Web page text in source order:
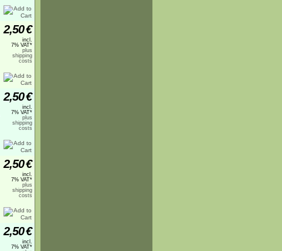
2,50€
incl.
7% VAT*
plus
shipping
costs
2,50€
incl.
7% VAT*
plus
shipping
costs
2,50€
incl.
7% VAT*
plus
shipping
costs
2,50€
incl.
7% VAT*